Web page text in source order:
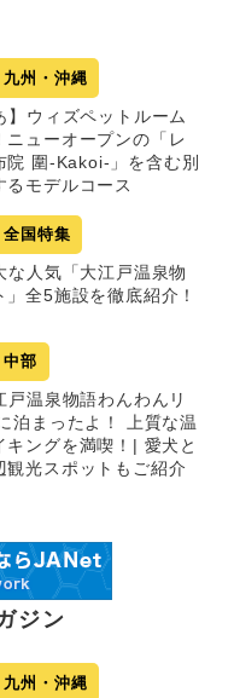
九州・沖縄
】ウィズペットルーム
ニューオープンの「レ
院 圍-Kakoi-」を含む別
るモデルコース
全国特集
な人気「大江戸温泉物
全5施設を徹底紹介！
中部
戸温泉物語わんわんリ
泊まったよ！ 上質な温
キングを満喫！| 愛犬と
観光スポットもご紹介
ジン
九州・沖縄